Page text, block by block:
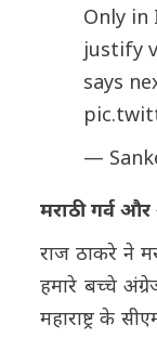
Only in
justify
says
—
मराठी गर्व और
राज ठाकरे ने
हमारे बच्चे
महाराष्ट्र के